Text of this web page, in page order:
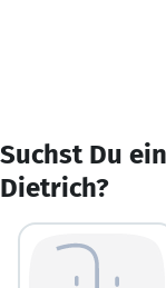
Suchst Du
Dietrich?